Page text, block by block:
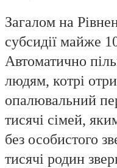
Загалом на
субсидії майже
Автоматично
людям, котрі
опалювальний
тисячі сімей,
без особистого
тисячі родин